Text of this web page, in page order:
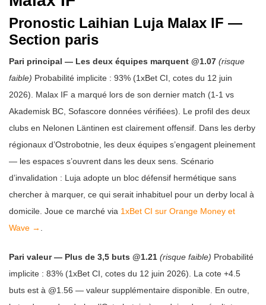
Pronostic Laihian Luja Malax IF —
Section paris
Pari principal — Les deux équipes marquent @1.07 (risque
faible) Probabilité implicite : 93% (1xBet CI, cotes du 12 juin
2026). Malax IF a marqué lors de son dernier match (1-1 vs
Akademisk BC, Sofascore données vérifiées). Le profil des deux
clubs en Nelonen Läntinen est clairement offensif. Dans les derby
régionaux d’Ostrobotnie, les deux équipes s’engagent pleinement
— les espaces s’ouvrent dans les deux sens. Scénario
d’invalidation : Luja adopte un bloc défensif hermétique sans
chercher à marquer, ce qui serait inhabituel pour un derby local à
domicile. Joue ce marché via 1xBet CI sur Orange Money et
Wave → .
Pari valeur — Plus de 3,5 buts @1.21 (risque faible) Probabilité
implicite : 83% (1xBet CI, cotes du 12 juin 2026). La cote +4.5
buts est à @1.56 — valeur supplémentaire disponible. En outre,